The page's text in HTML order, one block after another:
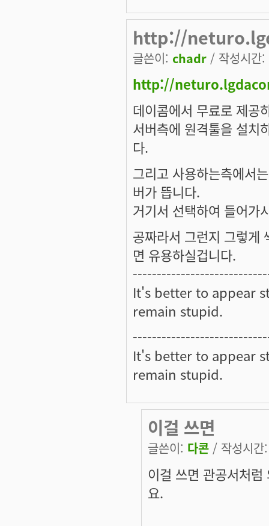
http://
글쓴이: chadr / 작성시간
http://
데이콤에서 무료로 제공
서버측에 원격툴을 설치
다.
그리고 사용하는측에서
버가 뜹니다.
거기서 선택하여 들어가
공짜라서 그런지 그렇게
면 유용하실겁니다.
It's better to appear
remain stupid.
It's better to appear
remain stupid.
이걸 쓰면
글쓴이: 다콘 / 작성시
이걸 쓰면 관공서처
요.